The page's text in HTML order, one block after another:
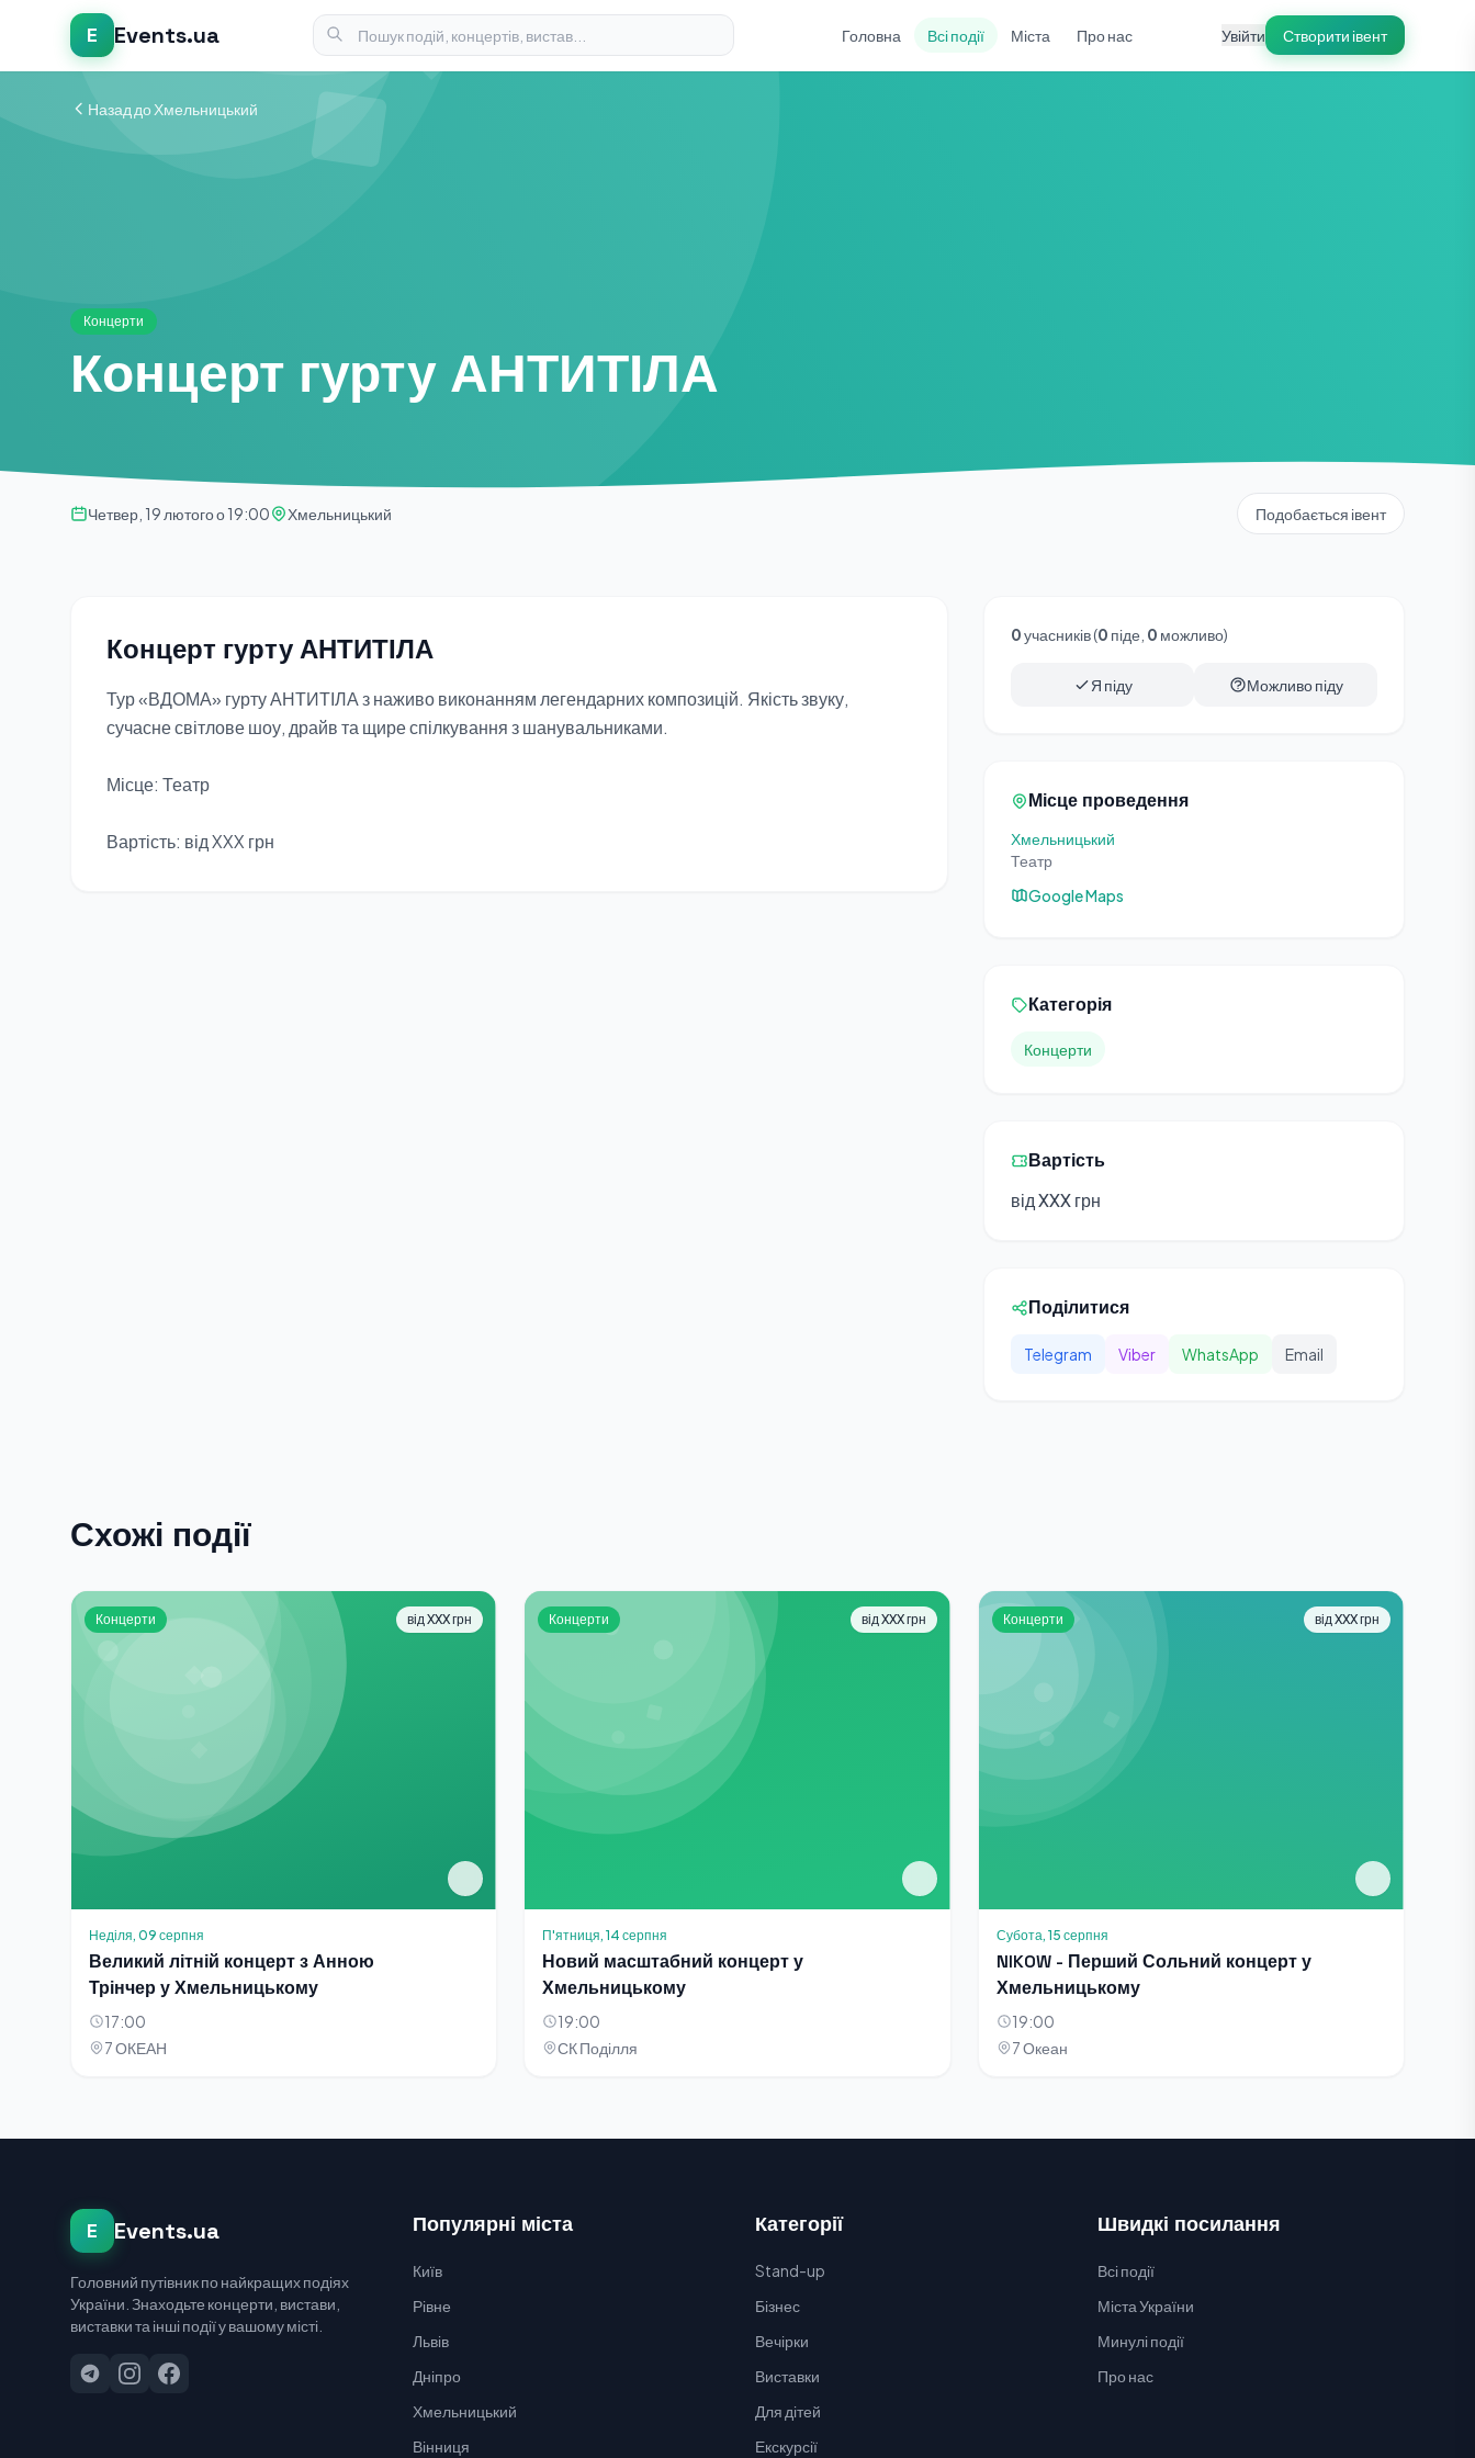
E Events.ua Головна Всі події Міста Про нас Увійти Створити івент
Назад до Хмельницький
Концерти
Концерт гурту АНТИТІЛА
Четвер, 19 лютого о 19:00 Хмельницький Подобається івент
Концерт гурту АНТИТІЛА
Тур «ВДОМА» гурту АНТИТІЛА з наживо виконанням легендарних композицій. Якість звуку,
сучасне світлове шоу, драйв та щире спілкування з шанувальниками.
Місце: Театр
Вартість: від XXX грн
0учасників (0 піде, 0 можливо)
Я піду Можливо піду
Місце проведення
Хмельницький
Театр
Google Maps
Категорія
Концерти
Вартість
від XXX грн
Поділитися
Telegram Viber WhatsApp Email
Схожі події
Концерти від XXX грн
Неділя, 09 серпня
Великий літній концерт з Анною
Трінчер у Хмельницькому
17:00
7 ОКЕАН
Концерти від XXX грн
П'ятниця, 14 серпня
Новий масштабний концерт у
Хмельницькому
19:00
СК Поділля
Концерти від XXX грн
Субота, 15 серпня
NIKOW - Перший Сольний концерт у
Хмельницькому
19:00
7 Океан
E Events.ua
Головний путівник по найкращих подіях
України. Знаходьте концерти, вистави,
виставки та інші події у вашому місті.
Популярні міста
Київ
Рівне
Львів
Дніпро
Хмельницький
Вінниця
Категорії
Stand-up
Бізнес
Вечірки
Виставки
Для дітей
Екскурсії
Швидкі посилання
Всі події
Міста України
Минулі події
Про нас